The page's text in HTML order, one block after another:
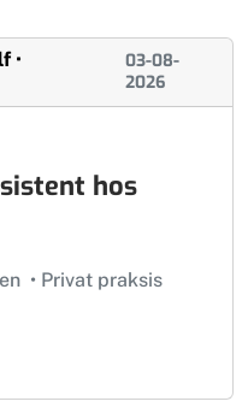
•
03-08-
2026
hos
• Privat praksis